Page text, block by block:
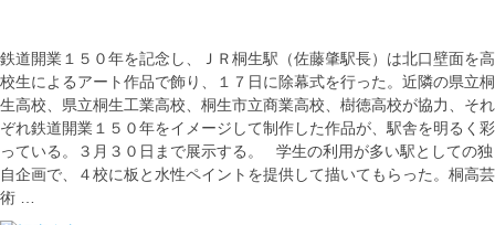
鉄道開業１５０年を記念し、ＪＲ桐生駅（佐藤肇駅長）は北口壁面を高
校生によるアート作品で飾り、１７日に除幕式を行った。近隣の県立桐
生高校、県立桐生工業高校、桐生市立商業高校、樹徳高校が協力、それ
ぞれ鉄道開業１５０年をイメージして制作した作品が、駅舎を明るく彩
っている。３月３０日まで展示する。 学生の利用が多い駅としての独
自企画で、４校に板と水性ペイントを提供して描いてもらった。桐高芸
術 …